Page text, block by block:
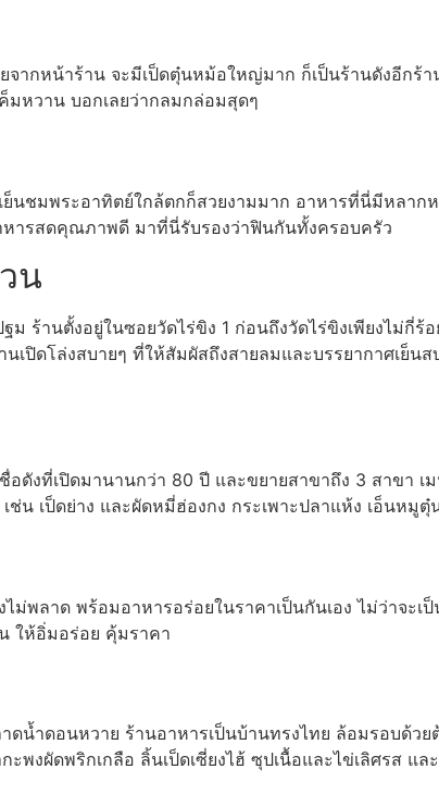
จากหน้าร้าน จะมีเป็ดตุ๋นหม้อใหญ่มาก ก็เป็นร้านดังอีกร้
หวาน บอกเลยว่ากลมกล่อมสุดๆ
นชมพระอาทิตย์ใกล้ตกก็สวยงามมาก อาหารที่นี่มีหลา
ารสดคุณภาพดี มาที่นี่รับรองว่าฟินกันทั้งครอบครัว
น
ร้านตั้งอยู่ในซอยวัดไร่ขิง 1 ก่อนถึงวัดไร่ขิงเพียงไม่กี่ร้
เปิดโล่งสบายๆ ที่ให้สัมผัสถึงสายลมและบรรยากาศเย็น
ดังที่เปิดมานานกว่า 80 ปี และขยายสาขาถึง 3 สาขา
ช่น เป็ดย่าง และผัดหมี่ฮ่องกง กระเพาะปลาแห้ง เอ็นหมู
ม่พลาด พร้อมอาหารอร่อยในราคาเป็นกันเอง ไม่ว่าจ
ให้อิ่มอร่อย คุ้มราคา
น้ำดอนหวาย ร้านอาหารเป็นบ้านทรงไทย ล้อมรอบด้วย
พงผัดพริกเกลือ ลิ้นเป็ดเซี่ยงไฮ้ ซุปเนื้อและไข่เลิศรส แ